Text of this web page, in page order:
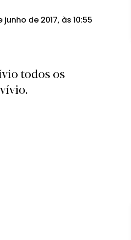
junho de 2017, às 10:55
todos os